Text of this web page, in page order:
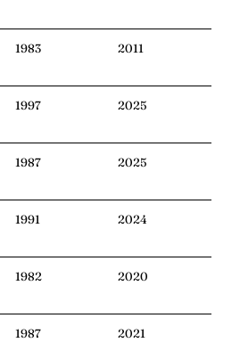
1983 2011
1997 2025
1987 2025
1991 2024
1982 2020
1987 2021